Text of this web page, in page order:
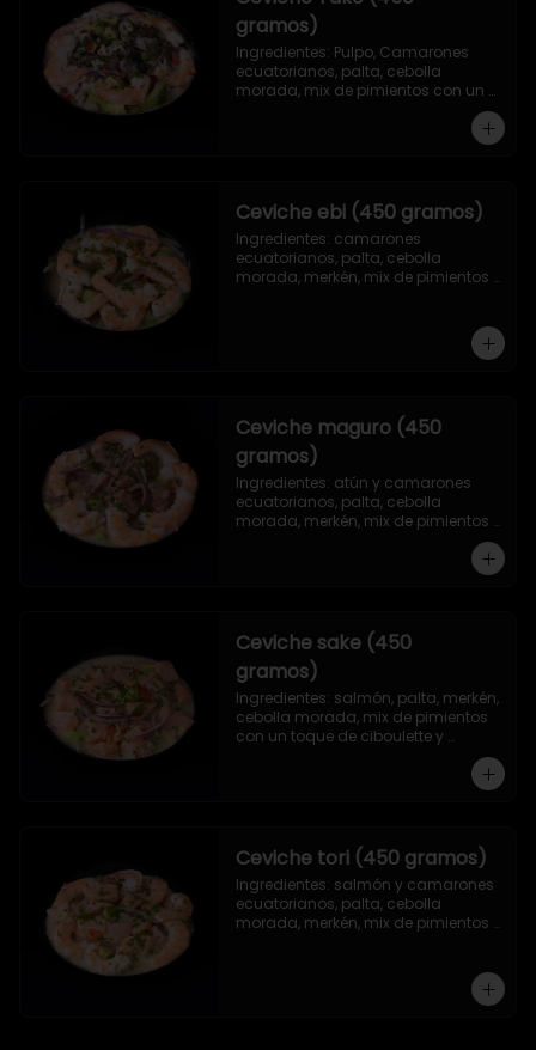
gramos)
Ingredientes: Pulpo, Camarones
ecuatorianos, palta, cebolla
morada, mix de pimientos con un
toque de ciboulette, merkén, cilantro
Ceviche ebi (450 gramos)
Ingredientes: camarones
ecuatorianos, palta, cebolla
morada, merkén, mix de pimientos
Ceviche maguro (450
gramos)
Ingredientes: atún y camarones
ecuatorianos, palta, cebolla
morada, merkén, mix de pimientos
Ceviche sake (450
gramos)
Ingredientes: salmón, palta, merkén,
cebolla morada, mix de pimientos
con un toque de ciboulette y
Ceviche tori (450 gramos)
Ingredientes: salmón y camarones
ecuatorianos, palta, cebolla
morada, merkén, mix de pimientos